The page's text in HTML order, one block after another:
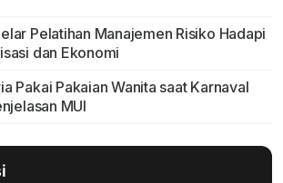
Pelatihan Manajemen Risiko Hadapi
dan Ekonomi
Pakai Pakaian Wanita saat Karnaval
MUI